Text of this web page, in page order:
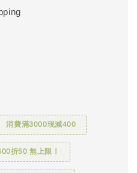
消費滿3000現減400
折50 無上限！